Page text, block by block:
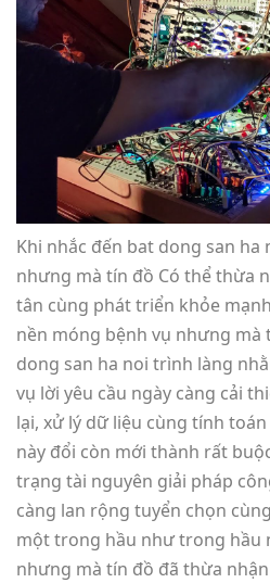
Khi nhắc đến bat dong san
nhưng mà tín đồ Có thể thừa
tân cùng phát triển khỏe
nền móng bệnh vụ nhưng mà
dong san ha noi trình làng
vụ lời yêu cầu ngày càng cải
lại, xử lý dữ liệu cùng tính
này đổi còn mới thành rất
trạng tài nguyên giải pháp
càng lan rộng tuyển chọn
một trong hầu như trong hầu
nhưng mà tín đồ đã thừa